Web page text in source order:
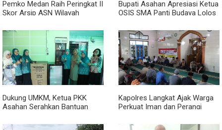
Pemko Medan Raih Peringkat II
Skor Arsip ASN Wilayah
Bupati Asahan Apresiasi Ketua
OSIS SMA Panti Budaya Lolos
Nasional
Dukung UMKM, Ketua PKK
Asahan Serahkan Bantuan
Sentang
Kapolres Langkat Ajak Warga
Perkuat Iman dan Perangi
Curhat